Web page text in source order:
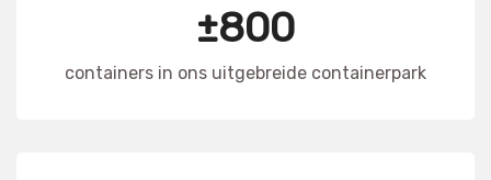
±800
containers in ons uitgebreide containerpark